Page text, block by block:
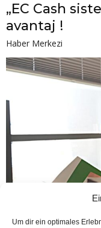
Um dir ein optimales
„EC Cash
avantaj !
Haber Merkezi